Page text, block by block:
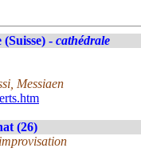
- cathédrale
Messiaen
(26)